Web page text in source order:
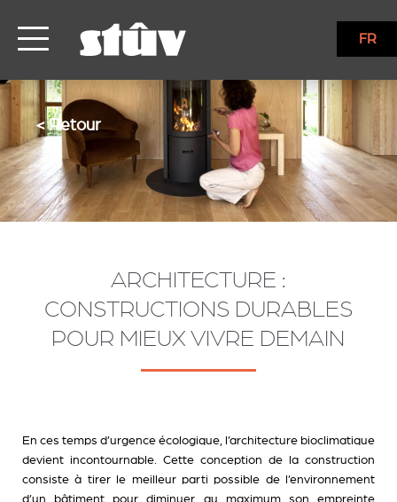
FR
< Retour
ARCHITECTURE :
CONSTRUCTIONS DURABLES
POUR MIEUX VIVRE DEMAIN
En ces temps d’urgence écologique, l’architecture bioclimatique
devient incontournable. Cette conception de la construction
consiste à tirer le meilleur parti possible de l’environnement
d’un bâtiment pour diminuer au maximum son empreinte